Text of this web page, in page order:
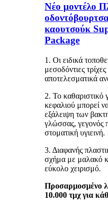
Νέο μοντέλο
καουτσούκ
Package
1. Οι ειδικά
μεσοδόντιες
αποτελεσματικά
2. Το
κεφαλιού μπορεί
εξάλειψη των
γλώσσας, γεγονός
στοματική υγιεινή.
3. Διαφανής
σχήμα με μαλακό
εύκολο χειρισμό.
Προσαρμοσμένο
10.000 τμχ για